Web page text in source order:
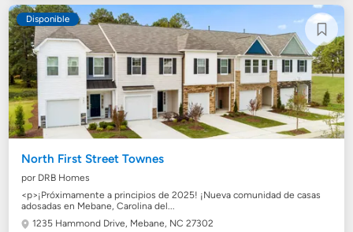
Disponible
North First Street Townes
por DRB Homes
<p>¡Próximamente a principios de 2025! ¡Nueva comunidad de casas
adosadas en Mebane, Carolina del...
1235 Hammond Drive, Mebane, NC 27302